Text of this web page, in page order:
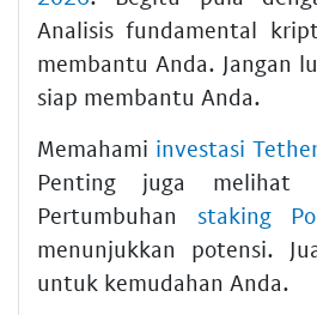
Analisis fundamental
membantu Anda. Jangan
siap membantu Anda.
Memahami investasi
Penting juga melihat
Pertumbuhan staking
menunjukkan potensi.
untuk kemudahan Anda.